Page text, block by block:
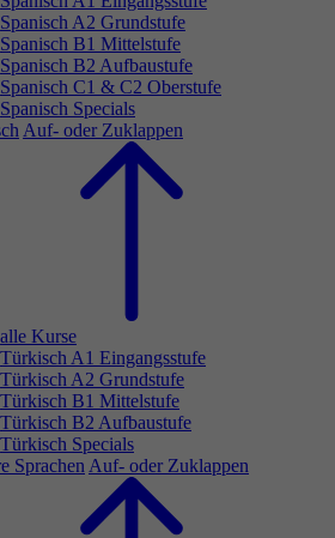
Spanisch A2 Grundstufe
Spanisch B1 Mittelstufe
Spanisch B2 Aufbaustufe
Spanisch C1 & C2 Oberstufe
Spanisch Specials
Auf- oder Zuklappen
alle Kurse
Türkisch A1 Eingangsstufe
Türkisch A2 Grundstufe
Türkisch B1 Mittelstufe
Türkisch B2 Aufbaustufe
Türkisch Specials
Sprachen Auf- oder Zuklappen